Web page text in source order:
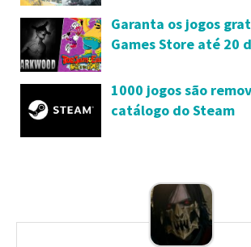
Garanta os jogos
Games Store até 20
1000 jogos são
catálogo do Steam